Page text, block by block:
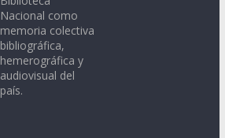
Nacional como
memoria colectiva
bibliográfica,
hemerográfica y
audiovisual del
país.